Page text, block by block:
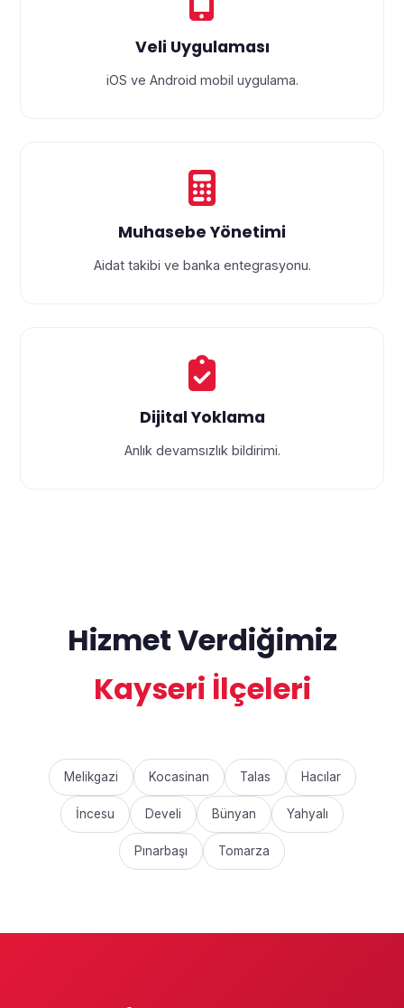
Veli Uygulaması
iOS ve Android mobil uygulama.
Muhasebe Yönetimi
Aidat takibi ve banka entegrasyonu.
Dijital Yoklama
Anlık devamsızlık bildirimi.
Hizmet Verdiğimiz
Kayseri İlçeleri
Melikgazi Kocasinan Talas Hacılar
İncesu Develi Bünyan Yahyalı
Pınarbaşı Tomarza